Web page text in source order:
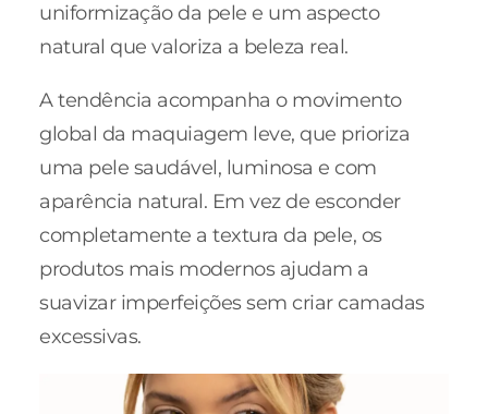
uniformização da pele e um aspecto
natural que valoriza a beleza real.
A tendência acompanha o movimento
global da maquiagem leve, que prioriza
uma pele saudável, luminosa e com
aparência natural. Em vez de esconder
completamente a textura da pele, os
produtos mais modernos ajudam a
suavizar imperfeições sem criar camadas
excessivas.